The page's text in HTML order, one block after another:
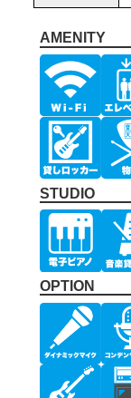
AMENITY
STUDIO
OPTION